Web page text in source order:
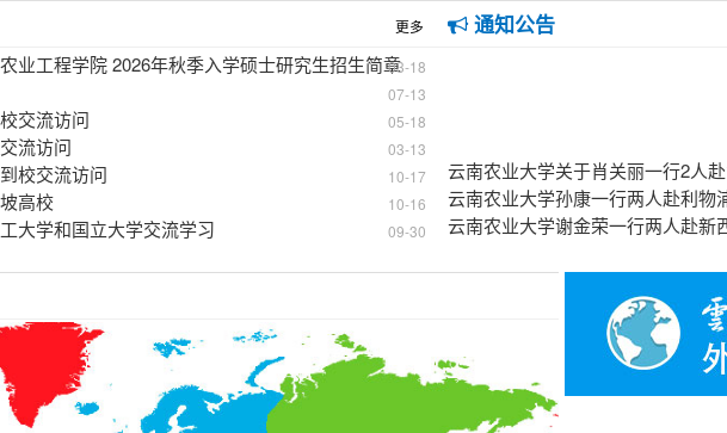
校园风光（一）
更多
业工程学院 2026年秋季入学硕士研究生招生简章03-18
07-13
交流访问 05-18
流访问 03-13
校交流访问 10-17
高校 10-16
大学和国立大学交流学习 09-30
通知公告
云南农业大学关于肖关丽一行2人
对外合作交流处关于征集国际交流
云南农业大学关于王配一行4人赴
云南农业大学关于孙树民一行两